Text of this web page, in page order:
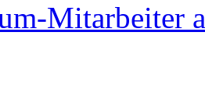
Mitarbeiter